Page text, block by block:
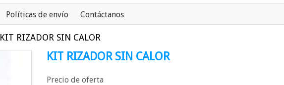
Políticas de envío Contáctanos
KIT RIZADOR SIN CALOR
KIT RIZADOR SIN CALOR
Precio de oferta